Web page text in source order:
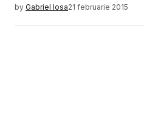
by Gabriel Iosa21 februarie 2015